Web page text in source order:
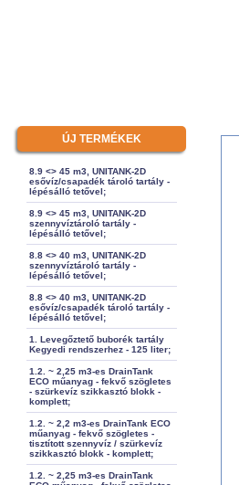
ÚJ TERMÉKEK
8.9 <> 45 m3, UNITANK-2D
esővíz/csapadék tároló tartály -
lépésálló tetővel;
8.9 <> 45 m3, UNITANK-2D
szennyvíztároló tartály -
lépésálló tetővel;
8.8 <> 40 m3, UNITANK-2D
szennyvíztároló tartály -
lépésálló tetővel;
8.8 <> 40 m3, UNITANK-2D
esővíz/csapadék tároló tartály -
lépésálló tetővel;
1. Levegőztető buborék tartály
Kegyedi rendszerhez - 125 liter;
1.2. ~ 2,25 m3-es DrainTank
ECO műanyag - fekvő szögletes
- szürkevíz szikkasztó blokk -
komplett;
1.2. ~ 2,2 m3-es DrainTank ECO
műanyag - fekvő szögletes -
tisztított szennyvíz / szürkevíz
szikkasztó blokk - komplett;
1.2. ~ 2,25 m3-es DrainTank